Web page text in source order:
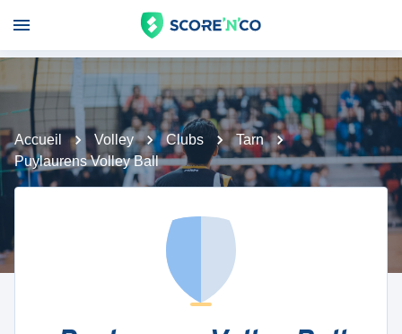
Accueil Volley Clubs
Tarn
Puylaurens Volley Ball